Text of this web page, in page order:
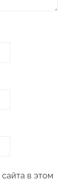
в этом